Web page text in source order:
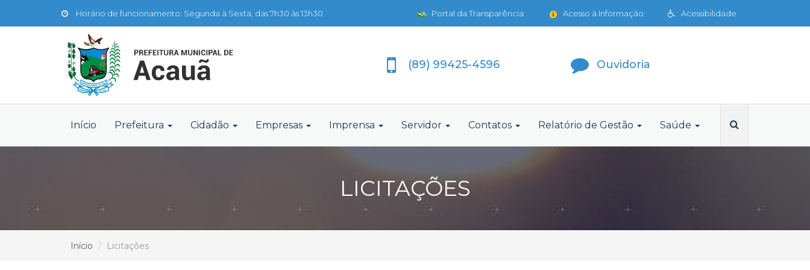
Horário de funcionamento: Segunda à Sexta, das 7h30 às 13h30 Acessibilidade
Acesso à Informação
Portal da Transparência
(89) 99425-4596 Ouvidoria
Início Prefeitura Cidadão Empresas Imprensa Servidor Contatos Relatório de Gestão Saúde
LICITAÇÕES
Início Licitações